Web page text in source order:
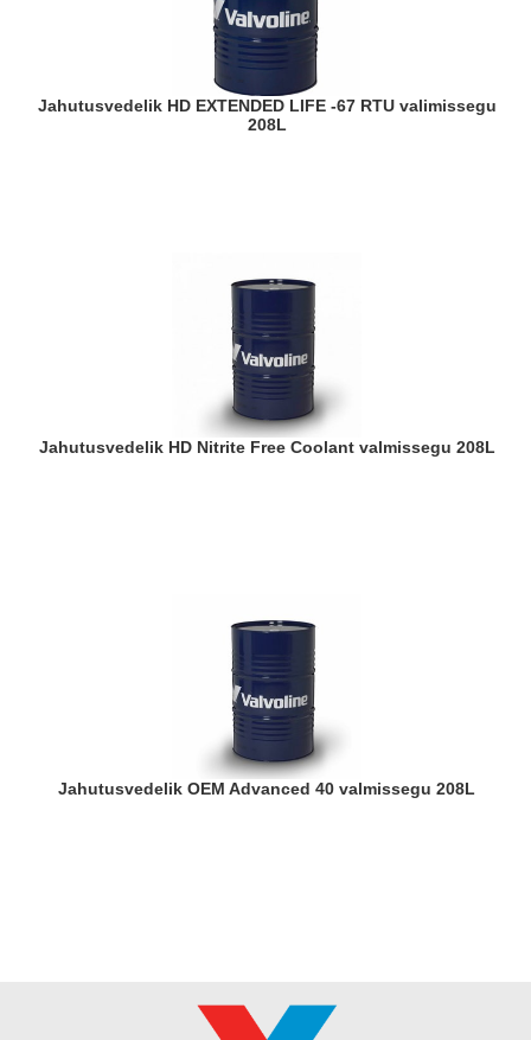
Jahutusvedelik HD EXTENDED LIFE -67 RTU valimissegu
208L
Jahutusvedelik HD Nitrite Free Coolant valmissegu 208L
Jahutusvedelik OEM Advanced 40 valmissegu 208L